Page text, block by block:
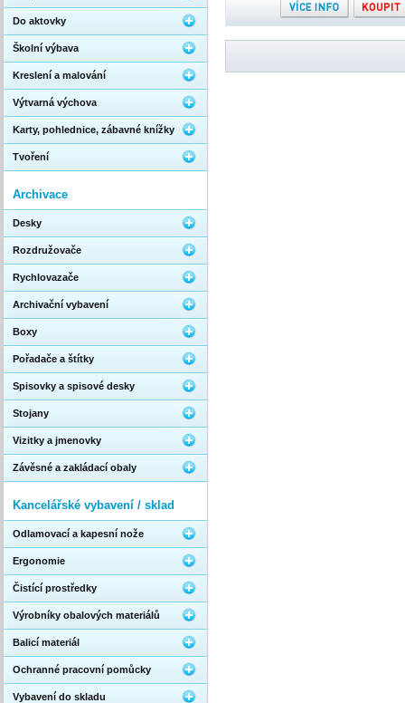
Do aktovky
Školní výbava
Kreslení a malování
Výtvarná výchova
Karty, pohlednice, zábavné knížky
Tvoření
Archivace
Desky
Rozdružovače
Rychlovazače
Archivační vybavení
Boxy
Pořadače a štítky
Spisovky a spisové desky
Stojany
Vizitky a jmenovky
Závěsné a zakládací obaly
Kancelářské vybavení / sklad
Odlamovací a kapesní nože
Ergonomie
Čistící prostředky
Výrobníky obalových materiálů
Balicí materiál
Ochranné pracovní pomůcky
Vybavení do skladu